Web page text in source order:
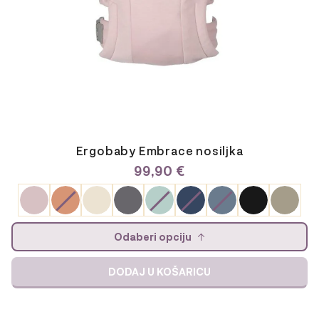
Ergobaby Embrace nosiljka
99,90 €
Odaberi opciju
DODAJ U KOŠARICU